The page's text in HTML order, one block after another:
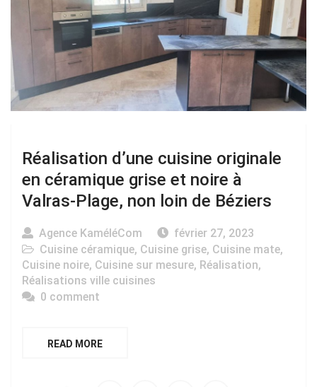
Réalisation d’une cuisine originale
en céramique grise et noire à
Valras-Plage, non loin de Béziers
Agence KaméléCom
février 27, 2023
Cuisine céramique, Cuisine grise, Cuisine mate,
Cuisine noire, Cuisine sur mesure, Réalisation,
Réalisations ville cuisines
0 comment
READ MORE